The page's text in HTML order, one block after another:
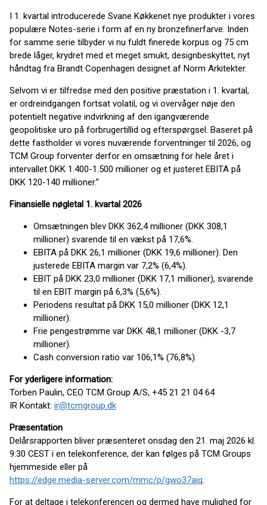
I 1. kvartal introducerede Svane Køkkenet nye produkter i vores
populære Notes-serie i form af en ny bronzefinerfarve. Inden
for samme serie tilbyder vi nu fuldt finerede korpus og 75 cm
brede låger, krydret med et meget smukt, designbeskyttet, nyt
håndtag fra Brandt Copenhagen designet af Norm Arkitekter.
Selvom vi er tilfredse med den positive præstation i 1. kvartal,
er ordreindgangen fortsat volatil, og vi overvåger nøje den
potentielt negative indvirkning af den igangværende
geopolitiske uro på forbrugertillid og efterspørgsel. Baseret på
dette fastholder vi vores nuværende forventninger til 2026, og
TCM Group forventer derfor en omsætning for hele året i
intervallet DKK 1.400-1.500 millioner og et justeret EBITA på
DKK 120-140 millioner.”
Finansielle nøgletal 1. kvartal 2026
Omsætningen blev DKK 362,4 millioner (DKK 308,1
millioner) svarende til en vækst på 17,6%.
EBITA på DKK 26,1 millioner (DKK 19,6 millioner). Den
justerede EBITA margin var 7,2% (6,4%).
EBIT på DKK 23,0 millioner (DKK 17,1 millioner), svarende
til en EBIT margin på 6,3% (5,6%).
Periodens resultat på DKK 15,0 millioner (DKK 12,1
millioner).
Frie pengestrømme var DKK 48,1 millioner (DKK -3,7
millioner).
Cash conversion ratio var 106,1% (76,8%).
For yderligere information:
Torben Paulin, CEO TCM Group A/S, +45 21 21 04 64
IR Kontakt: ir@tcmgroup.dk
Præsentation
Delårsrapporten bliver præsenteret onsdag den 21. maj 2026 kl.
9:30 CEST i en telekonference, der kan følges på TCM Groups
hjemmeside eller på
https://edge.media-server.com/mmc/p/gwo37aiq.
For at deltage i telekonferencen og dermed have mulighed for